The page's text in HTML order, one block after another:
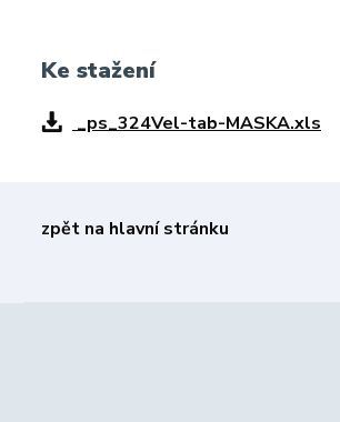
Ke stažení
_ps_324Vel-tab-MASKA.xls
zpět na hlavní stránku